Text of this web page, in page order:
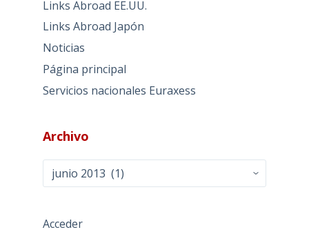
Links Abroad EE.UU.
Links Abroad Japón
Noticias
Página principal
Servicios nacionales Euraxess
Archivo
Archivo
Acceder